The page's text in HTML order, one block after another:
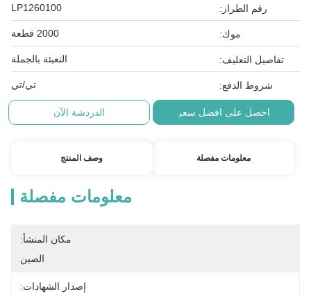
رقم الطراز: LP1260100
موك: 2000 قطعة
تفاصيل التغليف: التعبئة بالجملة
شروط الدفع: تي/تي
احصل على افضل سعر الدردشة الآن
معلومات مفصلة وصف المنتج
معلومات مفصلة
مكان المنشأ:
الصين
إصدار الشهادات: